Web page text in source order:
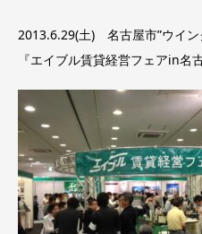
2013.6.29(土) 名古屋市”ウイン
『エイブル賃貸経営フェアin名